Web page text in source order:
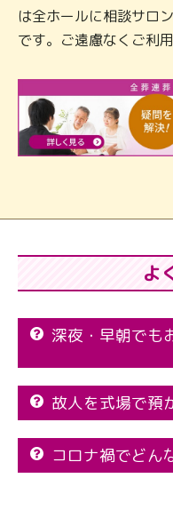
は全ホールに相談サロ
です。ご遠慮なくご利用
よ
深夜・早朝でも
故人を式場で預
コロナ禍でどん